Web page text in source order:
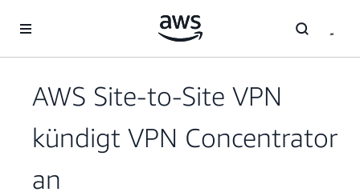
Überspringen zum Hauptinhalt
AWS Site-to-Site VPN
kündigt VPN Concentrator
an